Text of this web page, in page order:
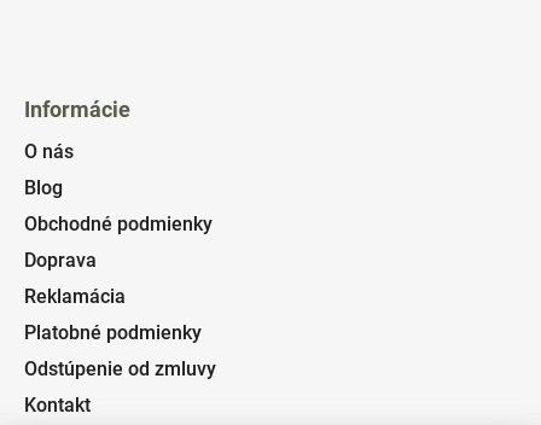
Informácie
O nás
Blog
Obchodné podmienky
Doprava
Reklamácia
Platobné podmienky
Odstúpenie od zmluvy
Kontakt